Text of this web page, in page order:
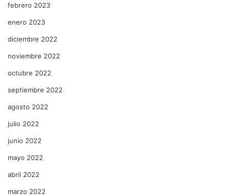
febrero 2023
enero 2023
diciembre 2022
noviembre 2022
octubre 2022
septiembre 2022
agosto 2022
julio 2022
junio 2022
mayo 2022
abril 2022
marzo 2022